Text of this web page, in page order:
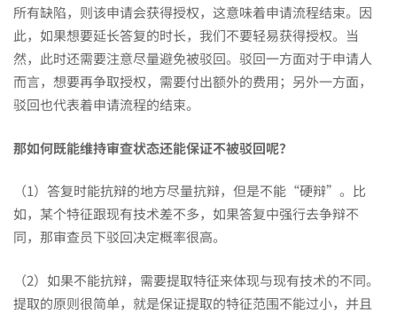
所有缺陷，则该申请会获得授权，这意味着申请流程结束。因
此，如果想要延长答复的时长，我们不要轻易获得授权。当
然，此时还需要注意尽量避免被驳回。驳回一方面对于申请人
而言，想要再争取授权，需要付出额外的费用；另外一方面，
驳回也代表着申请流程的结束。
那如何既能维持审查状态还能保证不被驳回呢？
（1）答复时能抗辩的地方尽量抗辩，但是不能“硬辩”。比
如，某个特征跟现有技术差不多，如果答复中强行去争辩不
同，那审查员下驳回决定概率很高。
（2）如果不能抗辩，需要提取特征来体现与现有技术的不同。
提取的原则很简单，就是保证提取的特征范围不能过小，并且